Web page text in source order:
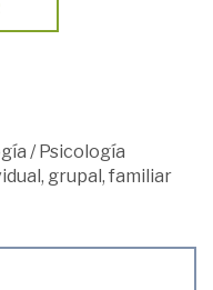
/ Psicología
grupal, familiar